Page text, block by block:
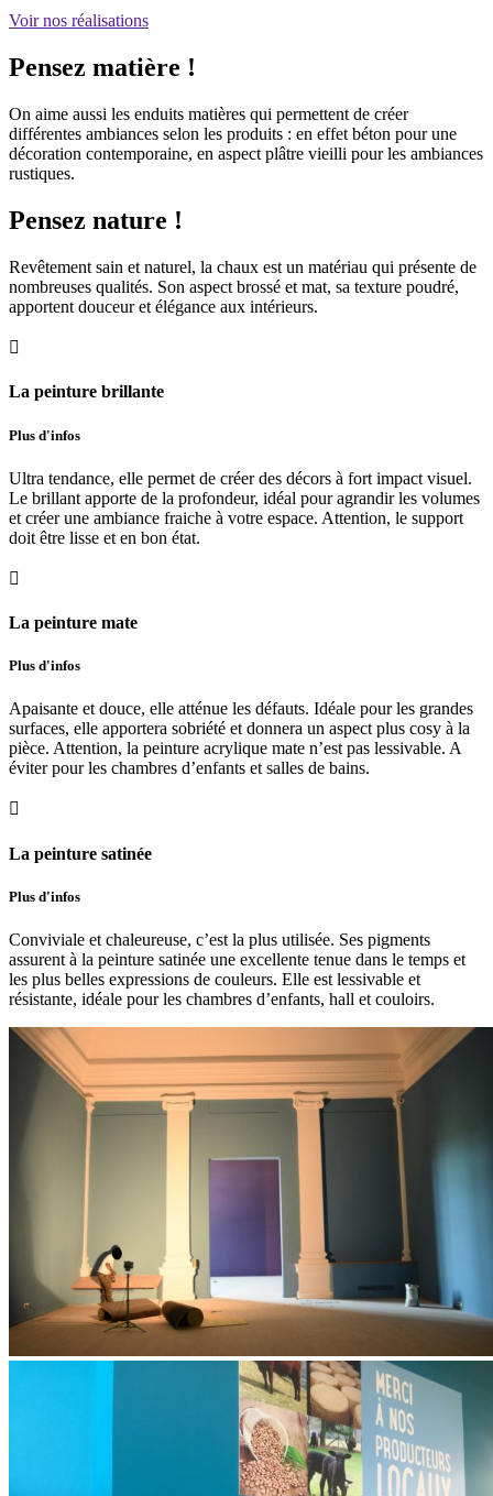
Voir nos réalisations
Pensez matière !
On aime aussi les enduits matières qui permettent de créer
différentes ambiances selon les produits : en effet béton pour une
décoration contemporaine, en aspect plâtre vieilli pour les ambiances
rustiques.
Pensez nature !
Revêtement sain et naturel, la chaux est un matériau qui présente de
nombreuses qualités. Son aspect brossé et mat, sa texture poudré,
apportent douceur et élégance aux intérieurs.

La peinture brillante
Plus d'infos
Ultra tendance, elle permet de créer des décors à fort impact visuel.
Le brillant apporte de la profondeur, idéal pour agrandir les volumes
et créer une ambiance fraiche à votre espace. Attention, le support
doit être lisse et en bon état.

La peinture mate
Plus d'infos
Apaisante et douce, elle atténue les défauts. Idéale pour les grandes
surfaces, elle apportera sobriété et donnera un aspect plus cosy à la
pièce. Attention, la peinture acrylique mate n’est pas lessivable. A
éviter pour les chambres d’enfants et salles de bains.

La peinture satinée
Plus d'infos
Conviviale et chaleureuse, c’est la plus utilisée. Ses pigments
assurent à la peinture satinée une excellente tenue dans le temps et
les plus belles expressions de couleurs. Elle est lessivable et
résistante, idéale pour les chambres d’enfants, hall et couloirs.